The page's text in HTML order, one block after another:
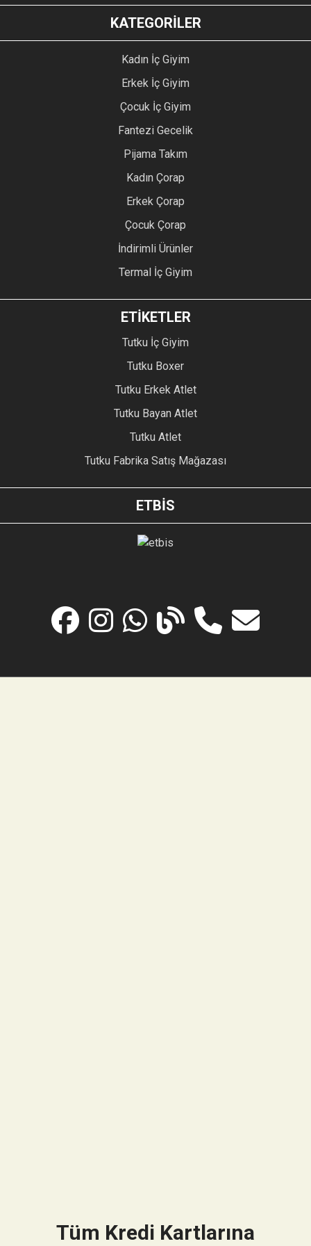
KATEGORİLER
Kadın İç Giyim
Erkek İç Giyim
Çocuk İç Giyim
Fantezi Gecelik
Pijama Takım
Kadın Çorap
Erkek Çorap
Çocuk Çorap
İndirimli Ürünler
Termal İç Giyim
ETİKETLER
Tutku İç Giyim
Tutku Boxer
Tutku Erkek Atlet
Tutku Bayan Atlet
Tutku Atlet
Tutku Fabrika Satış Mağazası
ETBİS
Tüm Kredi Kartlarına